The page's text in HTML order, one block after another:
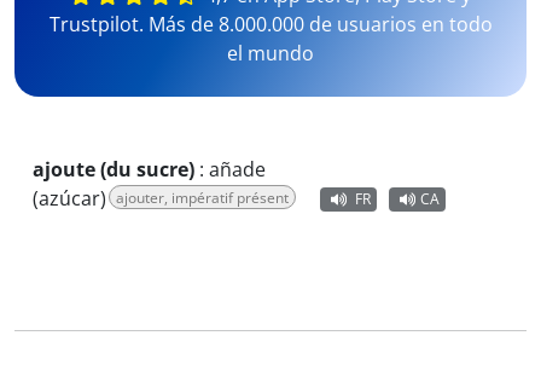
Trustpilot. Más de 8.000.000 de usuarios en todo
el mundo
ajoute (du sucre) : añade
(azúcar) ajouter, impératif présent FR CA